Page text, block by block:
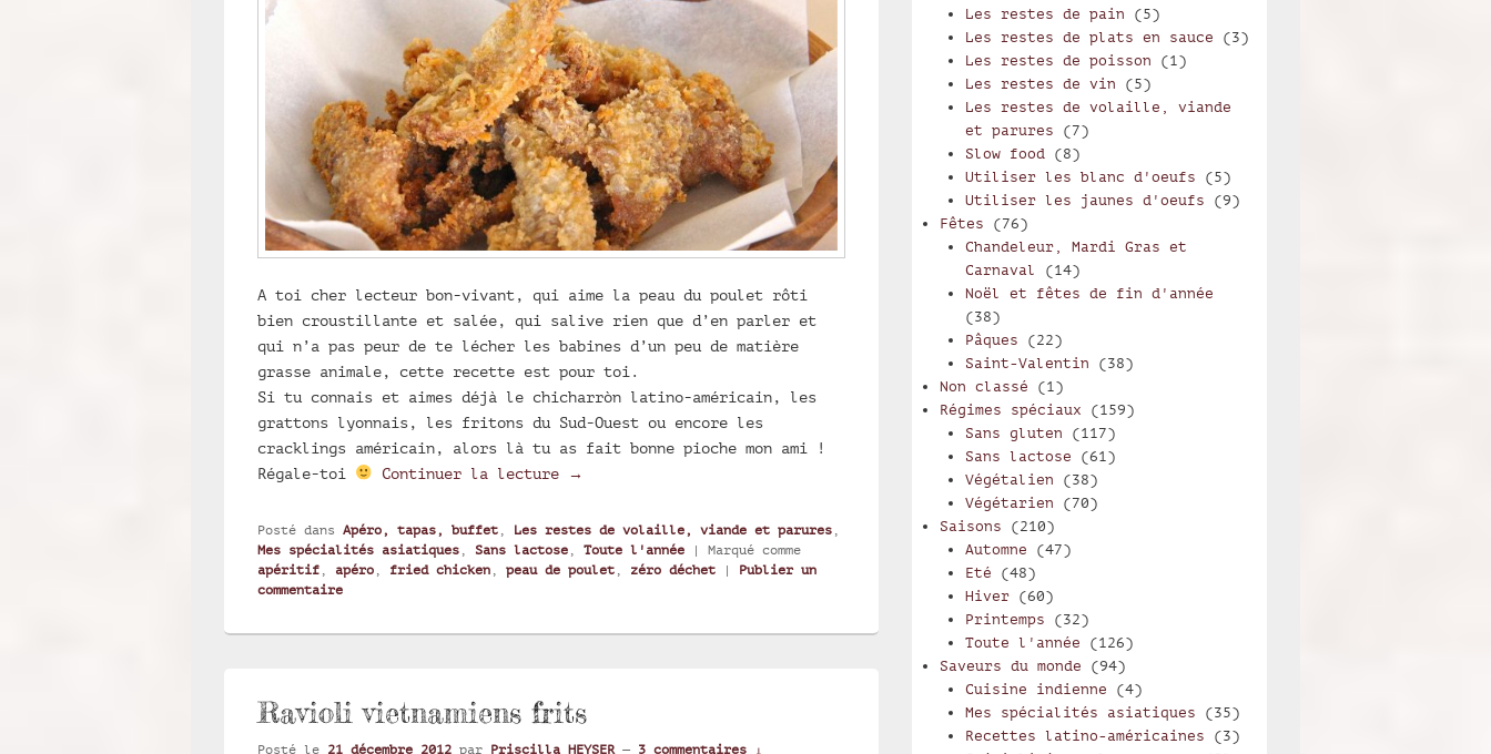
A toi cher lecteur bon-vivant, qui aime la peau du poulet rôti
bien croustillante et salée, qui salive rien que d’en parler et
qui n’a pas peur de te lécher les babines d’un peu de matière
grasse animale, cette recette est pour toi.
Si tu connais et aimes déjà le chicharròn latino-américain, les
grattons lyonnais, les fritons du Sud-Ouest ou encore les
cracklings américain, alors là tu as fait bonne pioche mon ami !
Régale-toi
Continuer la lecture Snack philippin zéro déchet : peau de poulet frite et épicée (crispy chicken skin)
→
Posté dans Apéro, tapas, buffet Les restes de volaille, viande et parures
Mes spécialités asiatiques
Sans lactose Toute l'année | Marqué comme
apéritif
apéro fried chicken peau de poulet zéro déchet | Publier un
commentaire
Ravioli vietnamiens frits
Posté le 21 décembre 2012 par Priscilla HEYSER — 3 commentaires ↓
Les restes de pain (5)
Les restes de plats en sauce (3)
Les restes de poisson (1)
Les restes de vin (5)
Les restes de volaille, viande
et parures (7)
Slow food(8)
Utiliser les blanc d'oeufs (5)
Utiliser les jaunes d'oeufs (9)
Fêtes (76)
Chandeleur, Mardi Gras et
Carnaval (14)
Noël et fêtes de fin d'année
(38)
Pâques (22)
Saint-Valentin (38)
Non classé (1)
Régimes spéciaux (159)
Sans gluten (117)
Sans lactose (61)
Végétalien (38)
Végétarien (70)
Saisons (210)
Automne (47)
Eté (48)
Hiver(60)
Printemps (32)
Toute l'année (126)
Saveurs du monde (94)
Cuisine indienne (4)
Mes spécialités asiatiques (35)
Recettes latino-américaines (3)